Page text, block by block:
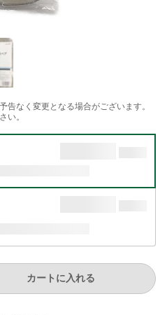
なく変更となる場合がございます。
い。
カートに入れる